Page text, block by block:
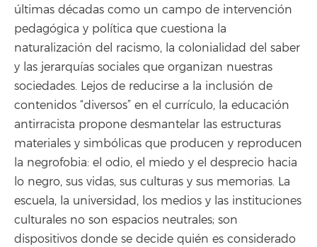
últimas décadas como un campo de intervención
pedagógica y política que cuestiona la
naturalización del racismo, la colonialidad del saber
y las jerarquías sociales que organizan nuestras
sociedades. Lejos de reducirse a la inclusión de
contenidos “diversos” en el currículo, la educación
antirracista propone desmantelar las estructuras
materiales y simbólicas que producen y reproducen
la negrofobia: el odio, el miedo y el desprecio hacia
lo negro, sus vidas, sus culturas y sus memorias. La
escuela, la universidad, los medios y las instituciones
culturales no son espacios neutrales; son
dispositivos donde se decide quién es considerado